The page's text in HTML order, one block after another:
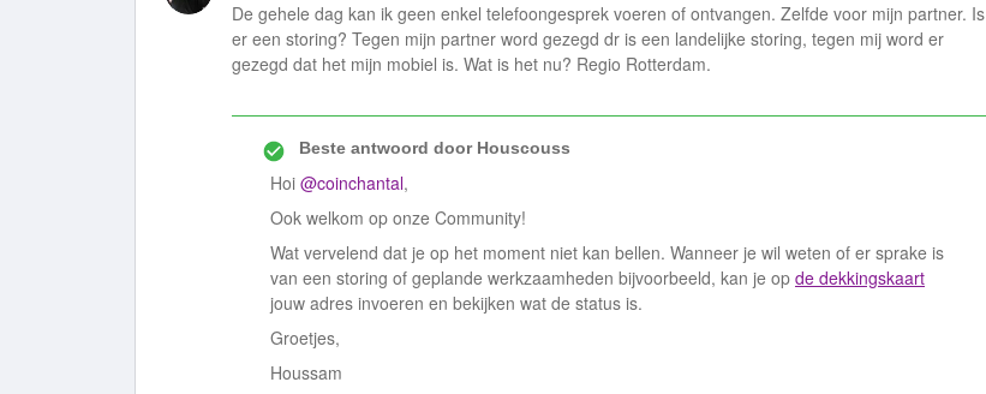
De gehele dag kan ik geen enkel telefoongesprek voeren of ontvangen. Zelfde voor mijn partner. Is
er een storing? Tegen mijn partner word gezegd dr is een landelijke storing, tegen mij word er
gezegd dat het mijn mobiel is. Wat is het nu? Regio Rotterdam.
Beste antwoord doorHouscouss
Hoi @coinchantal,
Ook welkom op onze Community!
Wat vervelend dat je op het moment niet kan bellen. Wanneer je wil weten of er sprake is
van een storing of geplande werkzaamheden bijvoorbeeld, kan je op de dekkingskaart
jouw adres invoeren en bekijken wat de status is.
Groetjes,
Houssam